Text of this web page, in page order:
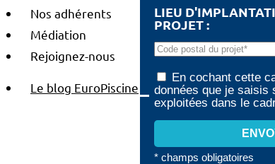
Nos adhérents
Médiation
Rejoignez-nous
Le blog EuroPiscine
LIEU
PROJET :
En cochant cette
données que je saisis
exploitées dans le
* champs obligatoires